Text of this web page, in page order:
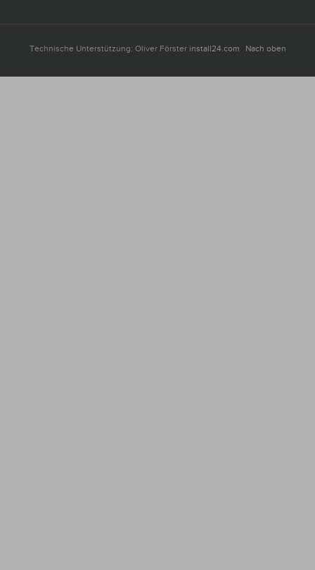
Technische Unterstützung: Oliver Förster install24.com Nach oben